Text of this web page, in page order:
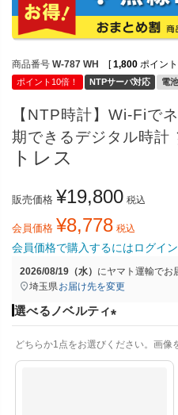
商品番号 W-787 WH [ 1,800 ポイン
ポイント10倍！ NTPサーバ対応 電
【NTP時計】Wi-Fiで
期できるデジタル時計
トレス
販売価格 ¥19,800 税込
会員価格 ¥8,778 税込
会員価格で購入するにはログイン
2026/08/19（水） にヤマト運輸でお
埼玉県 お届け先を変更
選べるノベルティ
必
どちらか1点をお選びください。画像